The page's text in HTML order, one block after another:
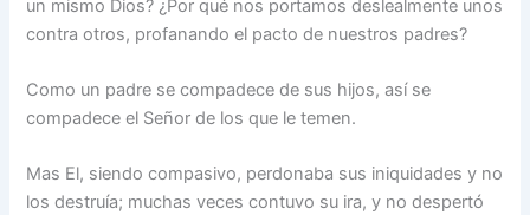
un mismo Dios? ¿Por qué nos portamos deslealmente unos
contra otros, profanando el pacto de nuestros padres?
Como un padre se compadece de sus hijos, así se
compadece el Señor de los que le temen.
Mas El, siendo compasivo, perdonaba sus iniquidades y no
los destruía; muchas veces contuvo su ira, y no despertó